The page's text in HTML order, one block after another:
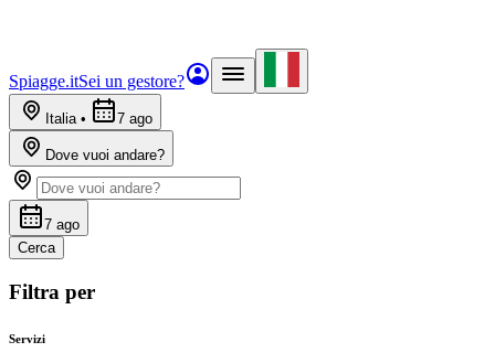
Spiagge.itSei un gestore?
Italia• 7 ago
Dove vuoi andare?
7 ago
Cerca
Filtra per
Servizi